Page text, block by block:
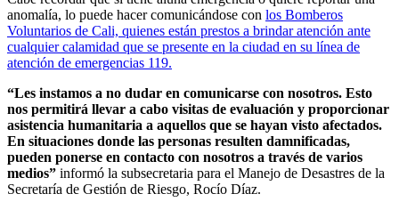
anomalía, lo puede hacer comunicándose con los Bomberos
Voluntarios de Cali, quienes están prestos a brindar atención ante
cualquier calamidad que se presente en la ciudad en su línea de
atención de emergencias 119.
“Les instamos a no dudar en comunicarse con nosotros. Esto
nos permitirá llevar a cabo visitas de evaluación y proporcionar
asistencia humanitaria a aquellos que se hayan visto afectados.
En situaciones donde las personas resulten damnificadas,
pueden ponerse en contacto con nosotros a través de varios
medios” informó la subsecretaria para el Manejo de Desastres de la
Secretaría de Gestión de Riesgo, Rocío Díaz.